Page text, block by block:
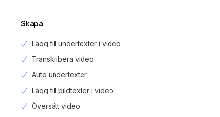
Skapa
Lägg till undertexter i video
Transkribera video
Auto undertexter
Lägg till bildtexter i video
Översätt video